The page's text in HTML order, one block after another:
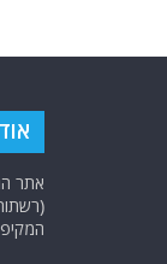
אתר